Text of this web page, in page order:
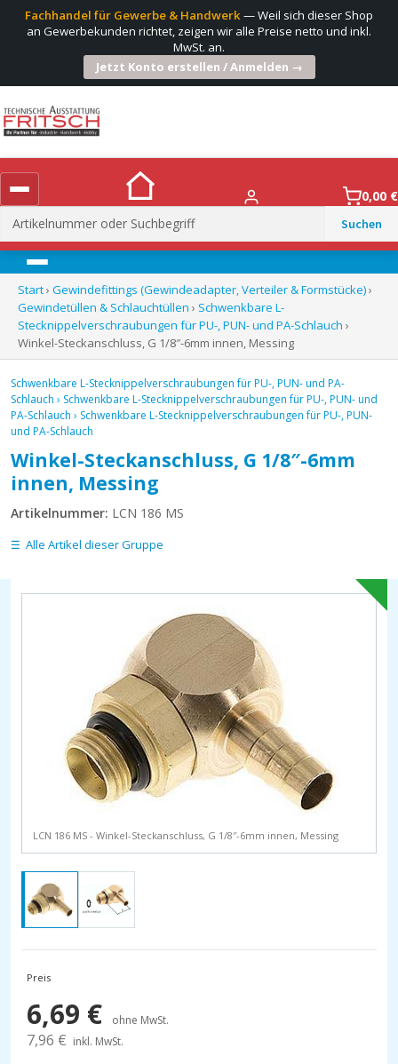
Fachhandel für Gewerbe & Handwerk— Weil sich dieser Shop
an Gewerbekunden richtet, zeigen wir alle Preise netto und inkl.
MwSt. an.
Jetzt Konto erstellen / Anmelden →
Suchen
nach:
0,00 €
Menü
Start› Gewindefittings (Gewindeadapter, Verteiler & Formstücke)›
Gewindetüllen & Schlauchtüllen › Schwenkbare L-
Stecknippelverschraubungen für PU-, PUN- und PA-Schlauch ›
Winkel-Steckanschluss, G 1/8″-6mm innen, Messing
Schwenkbare L-Stecknippelverschraubungen für PU-, PUN- und PA-
Schlauch › Schwenkbare L-Stecknippelverschraubungen für PU-, PUN- und
PA-Schlauch › Schwenkbare L-Stecknippelverschraubungen für PU-, PUN-
und PA-Schlauch
Winkel-Steckanschluss, G 1/8″-6mm
innen, Messing
Artikelnummer: LCN 186 MS
Alle Artikel dieser Gruppe
LCN 186 MS - Winkel-Steckanschluss, G 1/8″-6mm innen, Messing
Preis
6,69 € ohne MwSt.
7,96 € inkl. MwSt.